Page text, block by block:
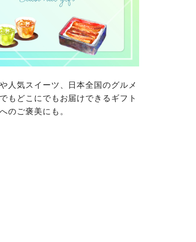
人気スイーツ、日本全国のグルメ
もどこにでもお届けできるギフト
のご褒美にも。
されている生協が定
て規定されています。
いる個人情報につい
に管理をおこなってい
確認ください。
おおさかパルコープ
、それぞれご利用の
さい。
おおさかパルコープ